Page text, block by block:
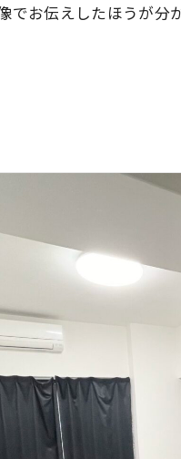
でお伝えしたほうが分